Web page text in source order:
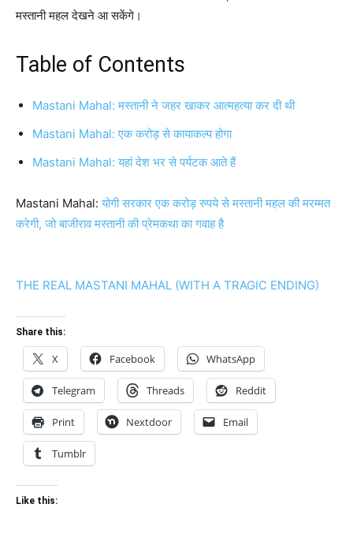
मस्तानी महल देखने आ सकेंगे।
Table of Contents
Mastani Mahal: मस्तानी ने जहर खाकर आत्महत्या कर दी थी
Mastani Mahal: एक करोड़ से कायाकल्प होगा
Mastani Mahal: यहां देश भर से पर्यटक आते हैं
Mastani Mahal:योगी सरकार एक करोड़ रुपये से मस्तानी महल की मरम्मत
करेगी, जो बाजीराव मस्तानी की प्रेमकथा का गवाह है
THE REAL MASTANI MAHAL (WITH A TRAGIC ENDING)
Share this:
X Facebook WhatsApp
Telegram Threads Reddit
Print Nextdoor Email
Tumblr
Like this: